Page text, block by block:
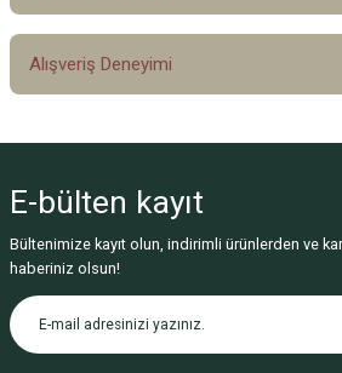
Ürün hakkında henüz soru
Alışveriş Deneyimi
Deneyimini Paylaş
E-bülten kayıt
Bültenimize kayıt olun, indirimli ürünlerden ve
haberiniz olsun!